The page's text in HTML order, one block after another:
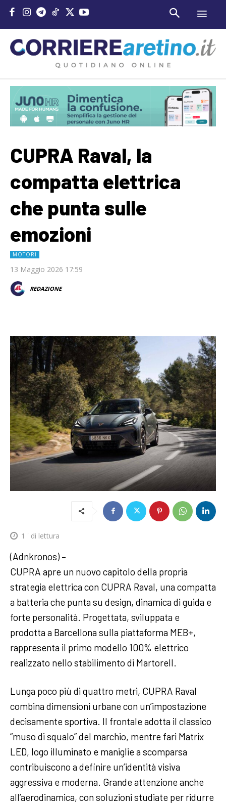
CUPRA Raval, la
compatta elettrica
che punta sulle
emozioni
MOTORI
13 Maggio 2026 17:59
REDAZIONE
1 ' di lettura
(Adnkronos) –
CUPRA apre un nuovo capitolo della propria
strategia elettrica con CUPRA Raval, una compatta
a batteria che punta su design, dinamica di guida e
forte personalità. Progettata, sviluppata e
prodotta a Barcellona sulla piattaforma MEB+,
rappresenta il primo modello 100% elettrico
realizzato nello stabilimento di Martorell.
Lunga poco più di quattro metri, CUPRA Raval
combina dimensioni urbane con un’impostazione
decisamente sportiva. Il frontale adotta il classico
“muso di squalo” del marchio, mentre fari Matrix
LED, logo illuminato e maniglie a scomparsa
contribuiscono a definire un’identità visiva
aggressiva e moderna. Grande attenzione anche
all’aerodinamica, con soluzioni studiate per ridurre